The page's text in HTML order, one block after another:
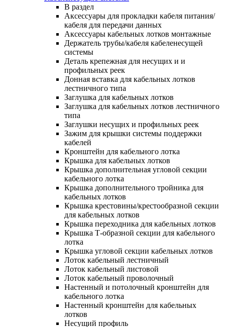
В раздел
Аксессуары для прокладки кабеля питания/
кабеля для передачи данных
Аксессуары кабельных лотков монтажные
Держатель трубы/кабеля кабеленесущей
системы
Деталь крепежная для несущих и и
профильных реек
Донная вставка для кабельных лотков
лестничного типа
Заглушка для кабельных лотков
Заглушка для кабельных лотков лестничного
типа
Заглушки несущих и профильных реек
Зажим для крышки системы поддержки
кабелей
Кронштейн для кабельного лотка
Крышка для кабельных лотков
Крышка дополнительная угловой секции
кабельного лотка
Крышка дополнительного тройника для
кабельных лотков
Крышка крестовины/крестообразной секции
для кабельных лотков
Крышка переходника для кабельных лотков
Крышка Т-образной секции для кабельного
лотка
Крышка угловой секции кабельных лотков
Лоток кабельный лестничный
Лоток кабельный листовой
Лоток кабельный проволочный
Настенный и потолочный кронштейн для
кабельного лотка
Настенный кронштейн для кабельных
лотков
Несущий профиль